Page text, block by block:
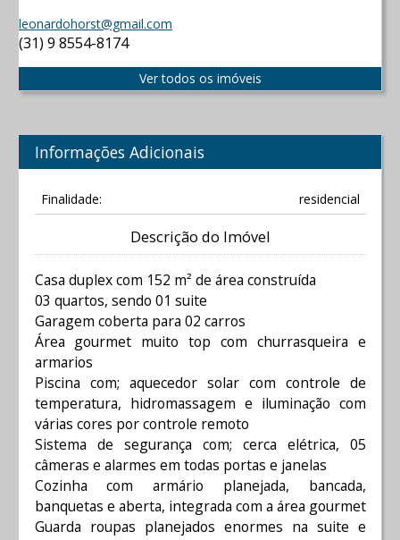
leonardohorst@gmail.com
(31) 9 8554-8174
Ver todos os imóveis
Informações Adicionais
Finalidade: residencial
Descrição do Imóvel
Casa duplex com 152 m² de área construída
03 quartos, sendo 01 suite
Garagem coberta para 02 carros
Área gourmet muito top com churrasqueira e
armarios
Piscina com; aquecedor solar com controle de
temperatura, hidromassagem e iluminação com
várias cores por controle remoto
Sistema de segurança com; cerca elétrica, 05
câmeras e alarmes em todas portas e janelas
Cozinha com armário planejada, bancada,
banquetas e aberta, integrada com a área gourmet
Guarda roupas planejados enormes na suite e